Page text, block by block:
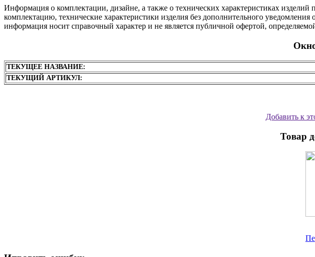
Информация о комплектации, дизайне, а также о технических характеристиках
комплектацию, технические характеристики изделия без дополнительного
информация носит справочный характер и не является публичной офертой,
ТЕКУЩЕЕ НАЗВАНИЕ:
ТЕКУЩИЙ АРТИКУЛ:
Добавить к
Товар